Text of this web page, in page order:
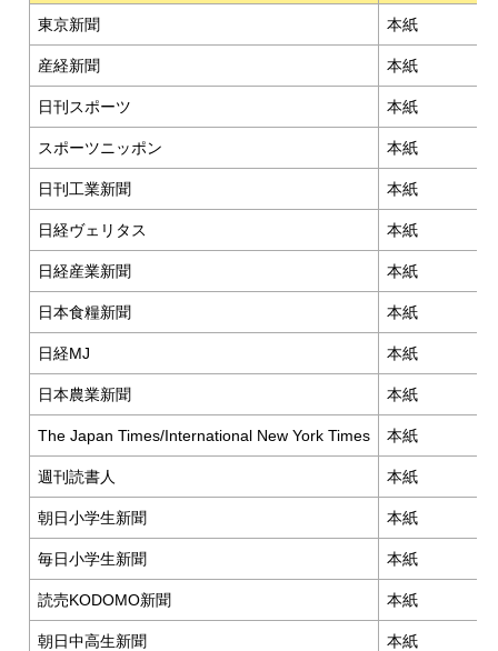
東京新聞 本紙
産経新聞 本紙
日刊スポーツ 本紙
スポーツニッポン 本紙
日刊工業新聞 本紙
日経ヴェリタス 本紙
日経産業新聞 本紙
日本食糧新聞 本紙
日経MJ 本紙
日本農業新聞 本紙
The Japan Times/International New York Times 本紙
週刊読書人 本紙
朝日小学生新聞 本紙
毎日小学生新聞 本紙
読売KODOMO新聞 本紙
朝日中高生新聞 本紙